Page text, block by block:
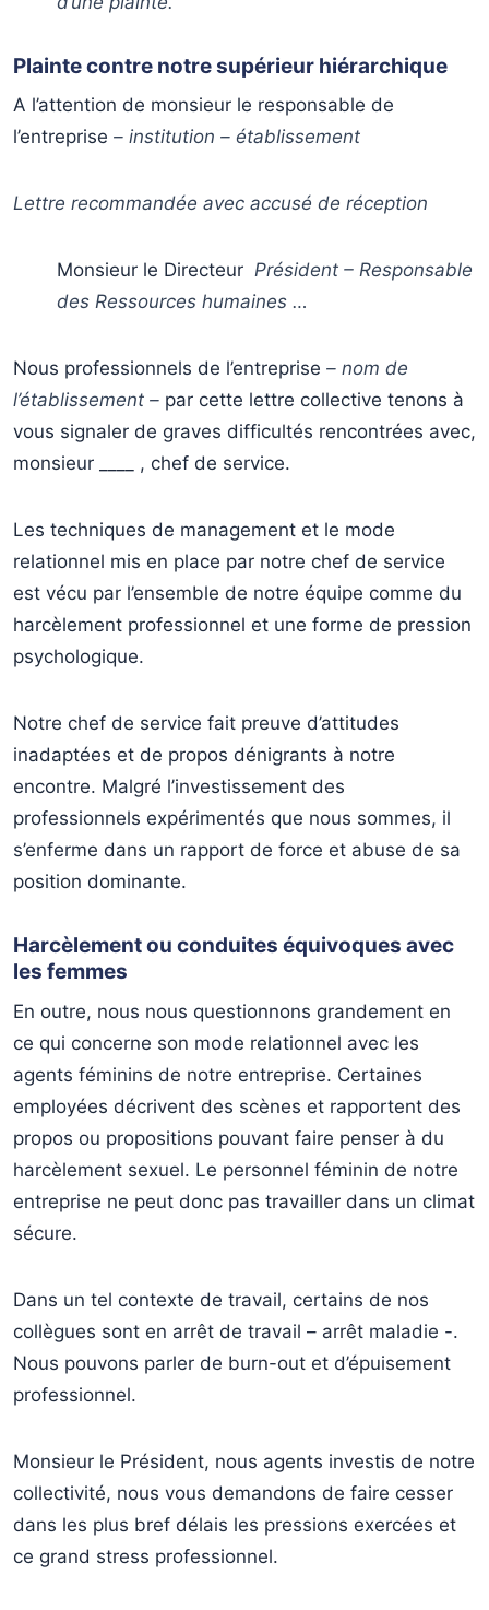
Plainte contre notre supérieur hiérarchique
A l’attention de monsieur le responsable de
l’entreprise – institution – établissement
Lettre recommandée avec accusé de réception
Monsieur le Directeur Président – Responsable
des Ressources humaines …
Nous professionnels de l’entreprise – nom de
l’établissement – par cette lettre collective tenons à
vous signaler de graves difficultés rencontrées avec,
monsieur ____ , chef de service.
Les techniques de management et le mode
relationnel mis en place par notre chef de service
est vécu par l’ensemble de notre équipe comme du
harcèlement professionnel et une forme de pression
psychologique.
Notre chef de service fait preuve d’attitudes
inadaptées et de propos dénigrants à notre
encontre. Malgré l’investissement des
professionnels expérimentés que nous sommes, il
s’enferme dans un rapport de force et abuse de sa
position dominante.
Harcèlement ou conduites équivoques avec
les femmes
En outre, nous nous questionnons grandement en
ce qui concerne son mode relationnel avec les
agents féminins de notre entreprise. Certaines
employées décrivent des scènes et rapportent des
propos ou propositions pouvant faire penser à du
harcèlement sexuel. Le personnel féminin de notre
entreprise ne peut donc pas travailler dans un climat
sécure.
Dans un tel contexte de travail, certains de nos
collègues sont en arrêt de travail – arrêt maladie -.
Nous pouvons parler de burn-out et d’épuisement
professionnel.
Monsieur le Président, nous agents investis de notre
collectivité, nous vous demandons de faire cesser
dans les plus bref délais les pressions exercées et
ce grand stress professionnel.